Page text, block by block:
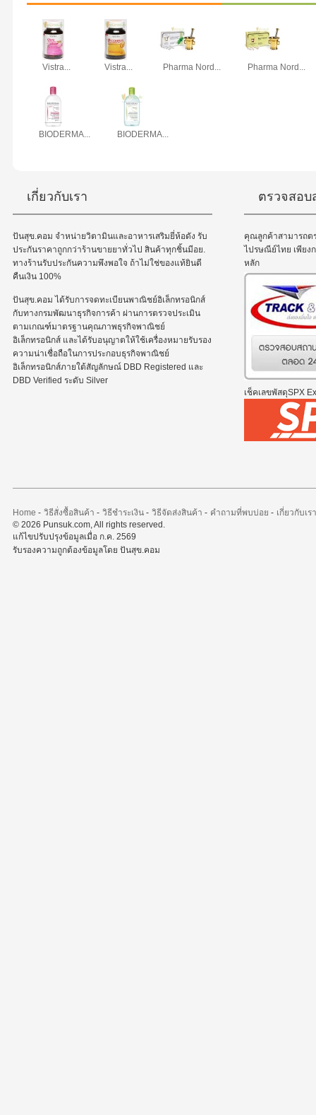
Vistra... Vistra... Pharma Nord... Pharma Nord...
BIODERMA... BIODERMA...
เกี่ยวกับเรา
ปันสุข.คอม จำหน่ายวิตามินและอาหารเสริมยี่ห้อดัง รับ
ประกันราคาถูกกว่าร้านขายยาทั่วไป สินค้าทุกชิ้นมีอย.
ทางร้านรับประกันความพึงพอใจ ถ้าไม่ใช่ของแท้ยินดี
คืนเงิน 100%
ปันสุข.คอม ได้รับการจดทะเบียนพาณิชย์อิเล็กทรอนิกส์
กับทางกรมพัฒนาธุรกิจการค้า ผ่านการตรวจประเมิน
ตามเกณฑ์มาตรฐานคุณภาพธุรกิจพาณิชย์
อิเล็กทรอนิกส์ และได้รับอนุญาตให้ใช้เครื่องหมายรับรอง
ความน่าเชื่อถือในการประกอบธุรกิจพาณิชย์
อิเล็กทรอนิกส์ภายใต้สัญลักษณ์ DBD Registered และ
DBD Verified ระดับ Silver
ตรวจสอ
คุณลูกค้าสามารถต
ไปรษณีย์ไทย เพียง
หลัก
เช็คเลขพัสดุSPX
Home - วิธีสั่งซื้อสินค้า - วิธีชำระเงิน- วิธีจัดส่งสินค้า - คำถามที่พบบ่อย - เกี่ยวกับเรา
© 2026 Punsuk.com, All rights reserved.
แก้ไขปรับปรุงข้อมูลเมื่อ ก.ค. 2569
รับรองความถูกต้องข้อมูลโดย ปันสุข.คอม